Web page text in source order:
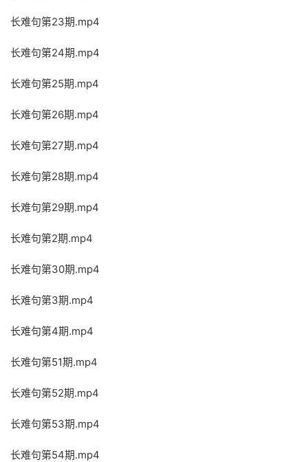
长难句第23期.mp4
长难句第24期.mp4
长难句第25期.mp4
长难句第26期.mp4
长难句第27期.mp4
长难句第28期.mp4
长难句第29期.mp4
长难句第2期.mp4
长难句第30期.mp4
长难句第3期.mp4
长难句第4期.mp4
长难句第51期.mp4
长难句第52期.mp4
长难句第53期.mp4
长难句第54期.mp4